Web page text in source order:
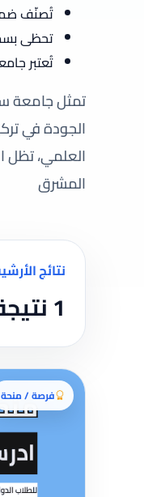
تُصنّف
تحظى
تُعتبر
تمثل جامعة
الجودة في
العلمي، تظل
المشرق
نتائج
1 نتيجة متاحة
فرصة / منحة